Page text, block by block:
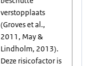
verstopplaats
(Groves et al.,
2011, May &
Lindholm, 2013).
Deze risicofactor is